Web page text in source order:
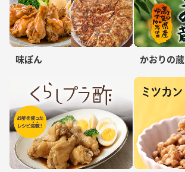
味ぽん かおりの蔵